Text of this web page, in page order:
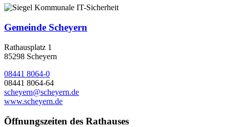
Gemeinde Scheyern
Rathausplatz 1
85298 Scheyern
08441 8064-0
08441 8064-64
scheyern@scheyern.de
www.scheyern.de
Öffnungszeiten des Rathauses